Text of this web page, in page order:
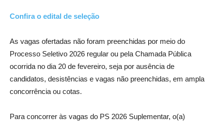
Confira o edital de seleção
As vagas ofertadas não foram preenchidas por meio do
Processo Seletivo 2026 regular ou pela Chamada Pública
ocorrida no dia 20 de fevereiro, seja por ausência de
candidatos, desistências e vagas não preenchidas, em ampla
concorrência ou cotas.
Para concorrer às vagas do PS 2026 Suplementar, o(a)